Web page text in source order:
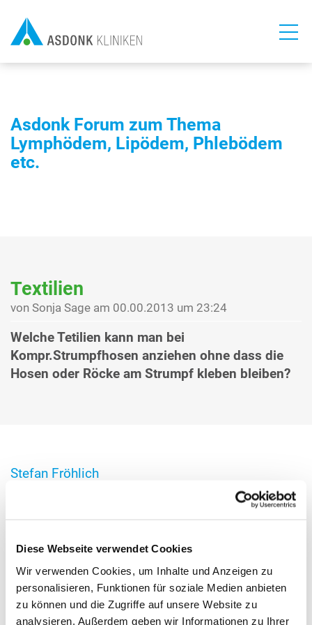
Diese Webseite verwendet Cookies
Wir verwenden Cookies, um Inhalte und Anzeigen zu
personalisieren, Funktionen für soziale Medien anbieten
zu können und die Zugriffe auf unsere Website zu
analysieren. Außerdem geben wir Informationen zu Ihrer
zum
Inhalt
Asdonk Forum zum Thema
Lymphödem, Lipödem, Phlebödem
etc.
Textilien
von Sonja Sage am 00.00.2013 um 23:24
Welche Tetilien kann man bei
Kompr.Strumpfhosen anziehen ohne dass die
Hosen oder Röcke am Strumpf kleben bleiben?
Stefan Fröhlich
Antwort von Stefan Fröhlich am 00.00.2013 um 07:58
zwar fester und weniger elastisch als das herkömmlicher
Einschränkungen bei der Auswahl der Kleidungsstücke, die
darüber getragen werden können.
Mit freundlichen Grüßen